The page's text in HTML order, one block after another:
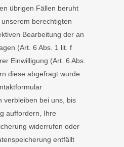
übrigen Fällen beruht
berechtigten
Bearbeitung der an
(Art. 6 Abs. 1 lit. f
Einwilligung (Art. 6 Abs.
diese abgefragt wurde.
verbleiben bei uns, bis
auffordern, Ihre
widerrufen oder
entfällt